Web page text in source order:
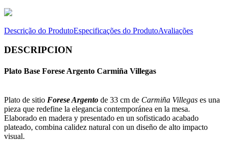
Descrição do ProdutoEspecificações do ProdutoAvaliações
DESCRIPCION
Plato Base Forese Argento Carmiña Villegas
Plato de sitio Forese Argento de 33 cm de Carmiña Villegas es una
pieza que redefine la elegancia contemporánea en la mesa.
Elaborado en madera y presentado en un sofisticado acabado
plateado, combina calidez natural con un diseño de alto impacto
visual.